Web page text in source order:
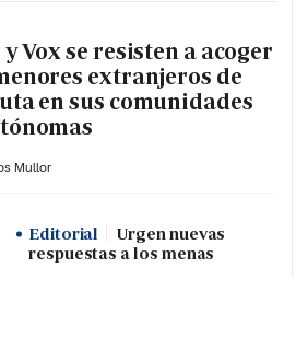
y Vox se resisten a acoger
extranjeros de
en sus comunidades
Mullor
Editorial
Urgen nuevas
respuestas a los menas